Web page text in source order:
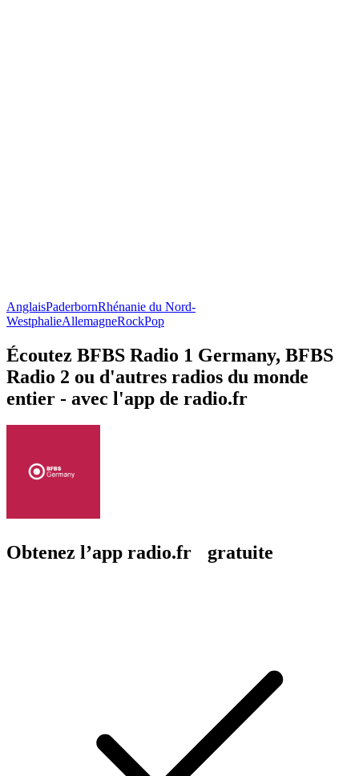
AnglaisPaderbornRhénanie du Nord-
WestphalieAllemagneRockPop
Écoutez BFBS Radio 1 Germany, BFBS
Radio 2 ou d'autres radios du monde
entier - avec l'app de radio.fr
Obtenez l’app radio.fr gratuite